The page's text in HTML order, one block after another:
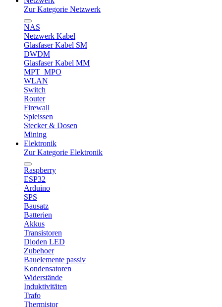
Zur Kategorie Netzwerk
NAS
Netzwerk Kabel
Glasfaser Kabel SM
DWDM
Glasfaser Kabel MM
MPT_MPO
WLAN
Switch
Router
Firewall
Spleissen
Stecker & Dosen
Mining
Elektronik
Zur Kategorie Elektronik
Raspberry
ESP32
Arduino
SPS
Bausatz
Batterien
Akkus
Transistoren
Dioden LED
Zubehoer
Bauelemente passiv
Kondensatoren
Widerstände
Induktivitäten
Trafo
Thermistor